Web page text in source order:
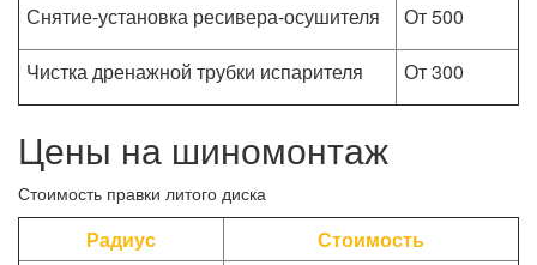
Снятие-установка ресивера-осушителя
От 500
Чистка дренажной трубки испарителя
От 300
Цены на шиномонтаж
Стоимость правки литого диска
Радиус
Стоимость